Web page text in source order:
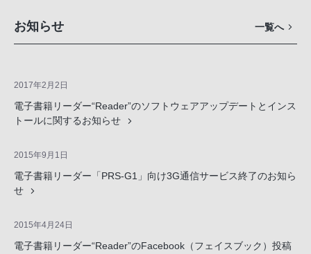
お知らせ 一覧へ
2017年2月2日
電子書籍リーダー“Reader”のソフトウェアアップデートとインス
トールに関するお知らせ
2015年9月1日
電子書籍リーダー「PRS-G1」向け3G通信サービス終了のお知ら
せ
2015年4月24日
電子書籍リーダー“Reader”のFacebook（フェイスブック）投稿